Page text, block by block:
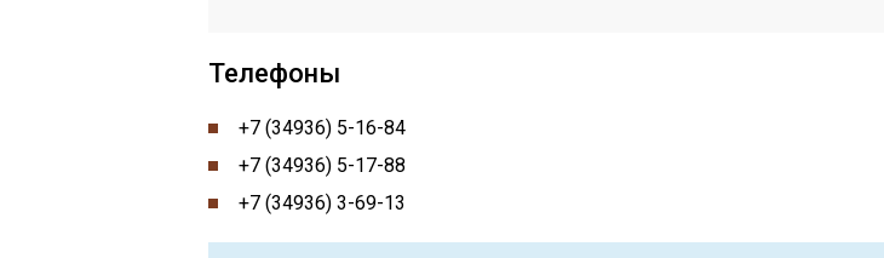
Телефоны
+7 (34936) 5-16-84
+7 (34936) 5-17-88
+7 (34936) 3-69-13